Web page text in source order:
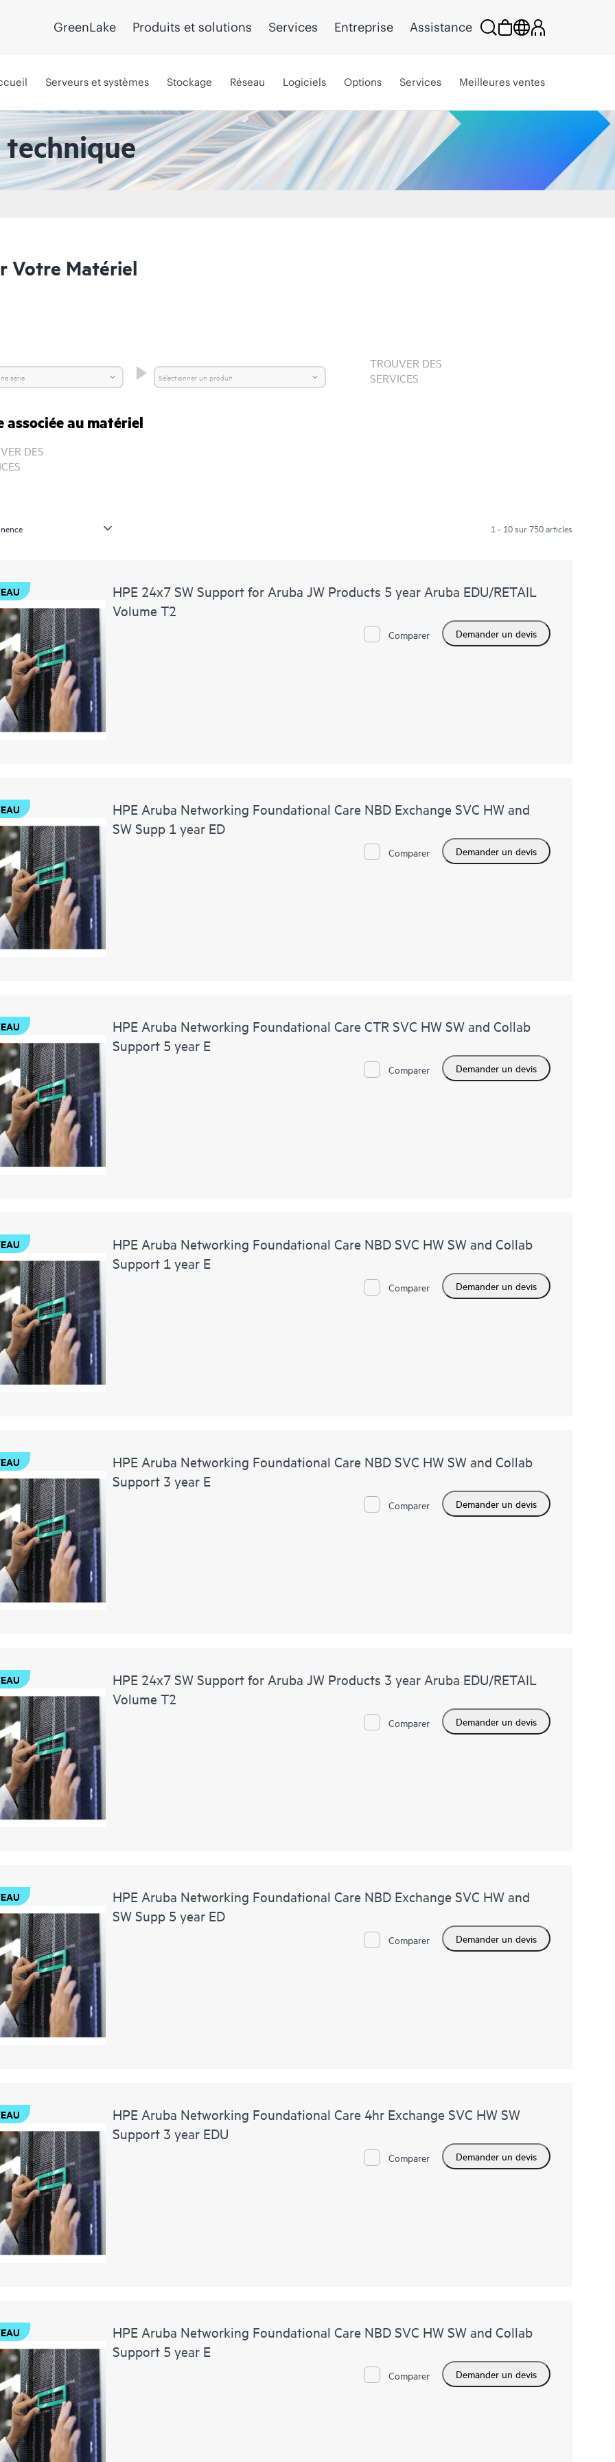
GreenLake Produits et solutions Services Entreprise Assistance
Serveurs et systèmes Stockage Réseau Logiciels Options Services Meilleures ventes
Votre Matériel
TROUVER DES
SERVICES
associée au matériel
DES
1 - 10 sur 750 articles
HPE 24x7 SW Support for Aruba JW Products 5 year Aruba EDU/RETAIL
Volume T2
Comparer Demander un devis
HPE Aruba Networking Foundational Care NBD Exchange SVC HW and
SW Supp 1 year ED
Comparer Demander un devis
HPE Aruba Networking Foundational Care CTR SVC HW SW and Collab
Support 5 year E
Comparer Demander un devis
HPE Aruba Networking Foundational Care NBD SVC HW SW and Collab
Support 1 year E
Comparer Demander un devis
HPE Aruba Networking Foundational Care NBD SVC HW SW and Collab
Support 3 year E
Comparer Demander un devis
HPE 24x7 SW Support for Aruba JW Products 3 year Aruba EDU/RETAIL
Volume T2
Comparer Demander un devis
HPE Aruba Networking Foundational Care NBD Exchange SVC HW and
SW Supp 5 year ED
Comparer Demander un devis
HPE Aruba Networking Foundational Care 4hr Exchange SVC HW SW
Support 3 year EDU
Comparer Demander un devis
HPE Aruba Networking Foundational Care NBD SVC HW SW and Collab
Support 5 year E
Comparer Demander un devis